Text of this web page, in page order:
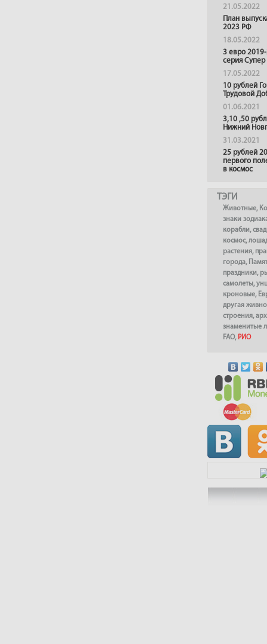
21.05.2022
План
2023 РФ
18.05.2022
3 евро
серия
17.05.2022
10 рублей
Трудовой
01.06.2021
3,10 ,50
Нижний
31.03.2021
25 рублей
первого
в космос
ТЭГИ
Животные,
знаки
корабли,
космос,
растения,
города,
праздники,
самолеты,
кроновые,
другая
строения,
знаменитые
FAO, РИО